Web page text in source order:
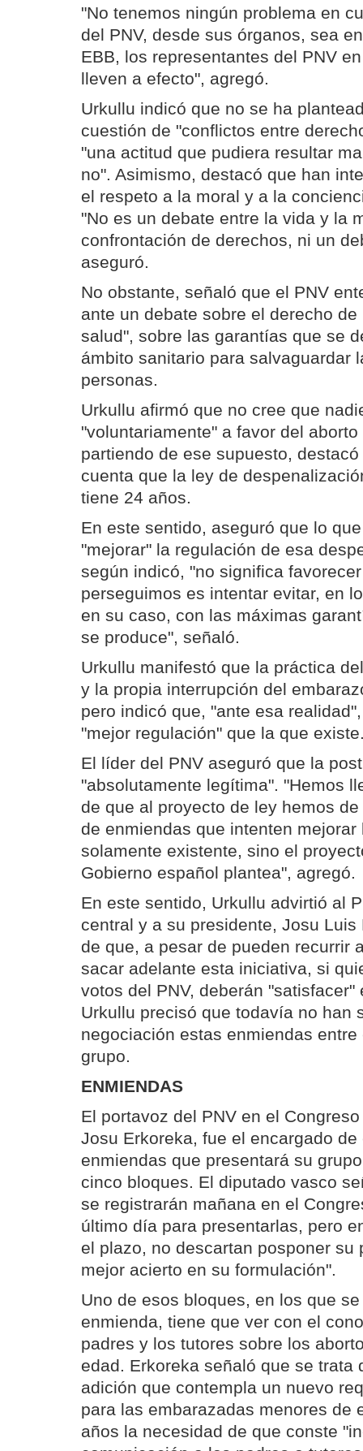
"No tenemos ningún problema en
del PNV, desde sus órganos, sea
EBB, los representantes del PNV
lleven a efecto", agregó.
Urkullu indicó que no se ha
cuestión de "conflictos entre
"una actitud que pudiera resultar
no". Asimismo, destacó que han
el respeto a la moral y a la
"No es un debate entre la vida y la
confrontación de derechos, ni un
aseguró.
No obstante, señaló que el PNV
ante un debate sobre el derecho
salud", sobre las garantías que se
ámbito sanitario para salvaguardar
personas.
Urkullu afirmó que no cree que
"voluntariamente" a favor del
partiendo de ese supuesto,
cuenta que la ley de
tiene 24 años.
En este sentido, aseguró que lo
"mejorar" la regulación de esa
según indicó, "no significa
perseguimos es intentar evitar, en
en su caso, con las máximas
se produce", señaló.
Urkullu manifestó que la práctica
y la propia interrupción del
pero indicó que, "ante esa
"mejor regulación" que la que
El líder del PNV aseguró que la
"absolutamente legítima". "Hemos
de que al proyecto de ley hemos
de enmiendas que intenten
solamente existente, sino el
Gobierno español plantea", agregó.
En este sentido, Urkullu advirtió al
central y a su presidente, Josu
de que, a pesar de pueden recurrir
sacar adelante esta iniciativa, si
votos del PNV, deberán "satisfacer"
Urkullu precisó que todavía no han
negociación estas enmiendas
grupo.
ENMIENDAS
El portavoz del PNV en el
Josu Erkoreka, fue el encargado
enmiendas que presentará su
cinco bloques. El diputado vasco
se registrarán mañana en el
último día para presentarlas, pero
el plazo, no descartan posponer su
mejor acierto en su formulación".
Uno de esos bloques, en los que
enmienda, tiene que ver con el
padres y los tutores sobre los
edad. Erkoreka señaló que se trata
adición que contempla un nuevo
para las embarazadas menores de
años la necesidad de que conste